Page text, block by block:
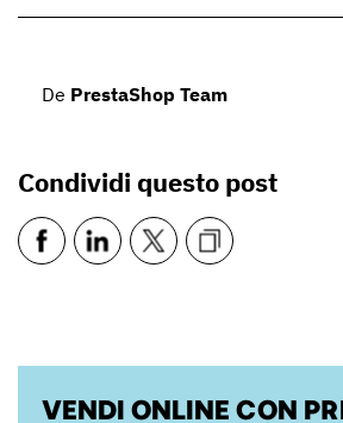
De PrestaShop Team
Condividi questo post
VENDI ONLINE CON